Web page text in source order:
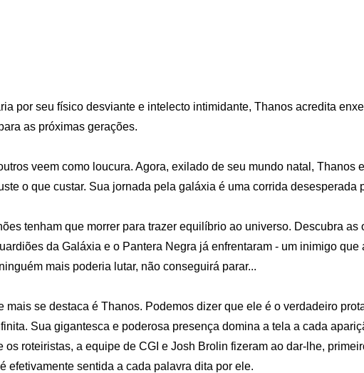
por seu físico desviante e intelecto intimidante, Thanos acredita
as próximas gerações.
veem como loucura. Agora, exilado de seu mundo natal, Thanos
o que custar. Sua jornada pela galáxia é uma corrida desesperada
tenham que morrer para trazer equilíbrio ao universo. Descubra as
da Galáxia e o Pantera Negra já enfrentaram - um inimigo que
mais poderia lutar, não conseguirá parar...
se destaca é Thanos. Podemos dizer que ele é o verdadeiro
Sua gigantesca e poderosa presença domina a tela a cada
roteiristas, a equipe de CGI e Josh Brolin fizeram ao dar-lhe,
efetivamente sentida a cada palavra dita por ele.